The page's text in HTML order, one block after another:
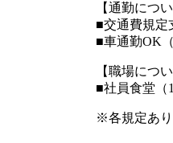
【通勤につい
■交通費規定
■車通勤OK
【職場につい
■社員食堂（
※各規定あり